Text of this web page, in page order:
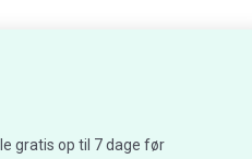
gratis op til 7 dage før